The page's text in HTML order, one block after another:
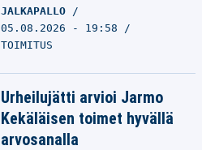
JALKAPALLO
05.08.2026 - 19:58
TOIMITUS
Urheilujätti arvioi Jarmo
Kekäläisen toimet hyvällä
arvosanalla